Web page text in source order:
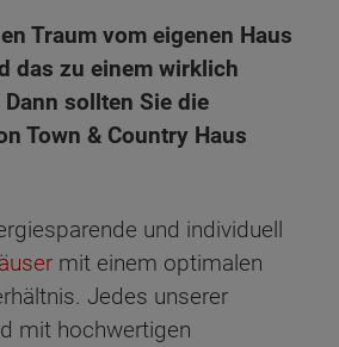
Traum vom eigenen Haus
das zu einem wirklich
sollten Sie die
Town & Country Haus
und individuell
mit einem optimalen
Jedes unserer
mit hochwertigen